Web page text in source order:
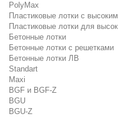
PolyMax
Пластиковые лотки с
Пластиковые лотки для
Бетонные лотки
Бетонные лотки с решетками
Бетонные лотки ЛВ
Standart
Maxi
BGF и BGF-Z
BGU
BGU-Z